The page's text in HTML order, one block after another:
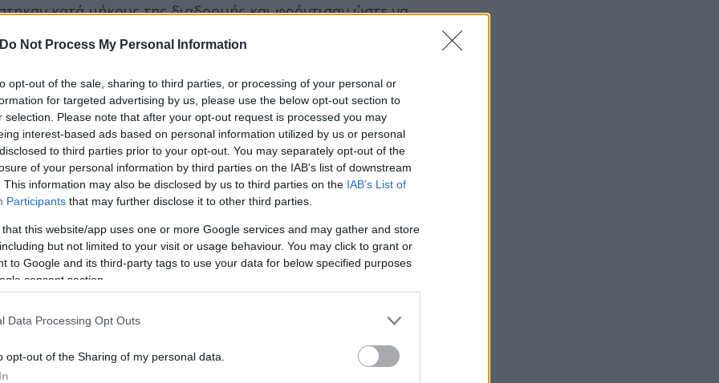
Do Not Process My Personal Information
opt-out of the sale, sharing to third parties, or processing of your personal or
for targeted advertising by us, please use the below opt-out section to
selection. Please note that after your opt-out request is processed you may
interest-based ads based on personal information utilized by us or personal
to third parties prior to your opt-out. You may separately opt-out of the
of your personal information by third parties on the IAB’s list of downstream
This information may also be disclosed by us to third parties on the IAB’s List of
Participants that may further disclose it to other third parties.
that this website/app uses one or more Google services and may gather and store
but not limited to your visit or usage behaviour. You may click to grant or
to Google and its third-party tags to use your data for below specified purposes
consent section.
Data Processing Opt Outs
opt-out of the Sharing of my personal data.
κατά μήκους της διαδρομής και φρόντισαν ώστε να
χρειάζεται μισή ώρα, με τη βοήθεια της Άμεσης
γονείς με το μωρό τους στο νοσοκομείο, όπου του
τα χειρότερα.